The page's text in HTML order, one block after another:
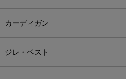
カーディガン
ジレ・ベスト